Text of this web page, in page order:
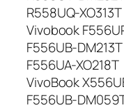
R558UQ-XO313T
Vivobook
F556UB-DM213T
F556UA-XO218T
VivoBook
F556UB-